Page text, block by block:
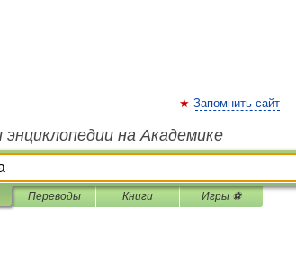
Запомнить сайт
энциклопедии на Академике
Переводы Книги Игры ⚽